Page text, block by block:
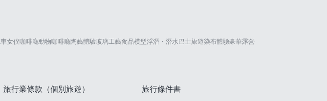
女僕咖啡廳動物咖啡廳陶藝體驗玻璃工藝食品模型浮潛・潛水巴士旅遊染布體驗豪華露營
旅行業條款（個別旅遊） 旅行條件書